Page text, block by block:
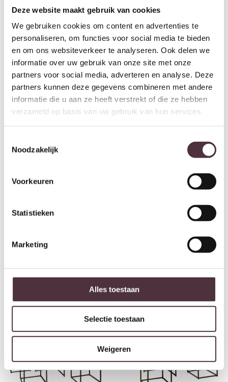
Deze website maakt gebruik van cookies
We gebruiken cookies om content en advertenties te
personaliseren, om functies voor social media te bieden
en om ons websiteverkeer te analyseren. Ook delen we
informatie over uw gebruik van onze site met onze
partners voor social media, adverteren en analyse. Deze
partners kunnen deze gegevens combineren met andere
informatie die u aan ze heeft verstrekt of die ze hebben
verzameld op basis van uw gebruik van hun services.
Noodzakelijk
Voorkeuren
Statistieken
Marketing
Alles toestaan
Selectie toestaan
Weigeren
Nijwie MySons Siena salontafel
set van 2, Black – Mix & Match
389,00
Nijwie MySons Salontafel 130,
ovaal, poot Black, Mango
Brown Walnut – Scorpio Table
Collection
€519,00
ovaal, poot Beige, Mango
519,00
vanaf 40 cm